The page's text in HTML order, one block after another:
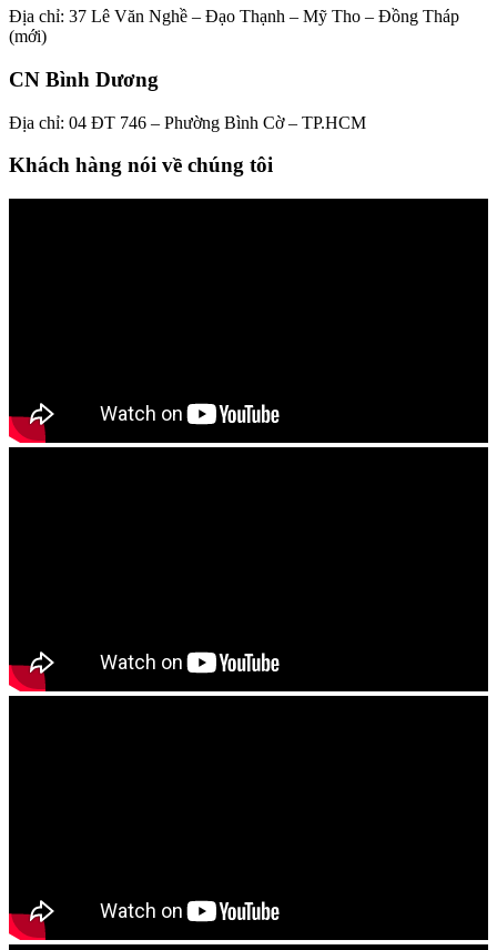
Địa chỉ: 37 Lê Văn Nghề – Đạo Thạnh – Mỹ Tho – Đồng Tháp
(mới)
CN Bình Dương
Địa chỉ: 04 ĐT 746 – Phường Bình Cờ – TP.HCM
Khách hàng nói về chúng tôi